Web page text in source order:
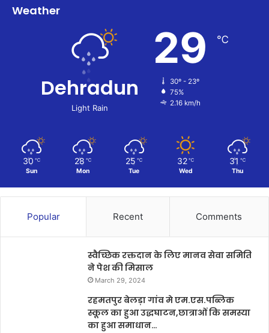
Weather
Dehradun
Light Rain
29 ℃
30º - 23º
75%
2.16 km/h
30 ℃
Sun
28 ℃
Mon
25 ℃
Tue
32 ℃
Wed
31 ℃
Thu
Popular Recent Comments
स्वैच्छिक रक्तदान के लिए मानव सेवा समिति
ने पेश की मिसाल
March 29, 2024
रहमतपुर बेलड़ा गांव मे एम.एस.पब्लिक
स्कूल का हुआ उद्धघाटन,छात्राओं कि समस्या
का हुआ समाधान…